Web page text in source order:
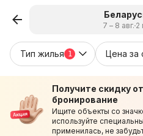
7 – 8 авг. 2
Тип жилья 1 Цена за
Получите скидку
бронирование
Ищите объекты со
используйте
применилась, не